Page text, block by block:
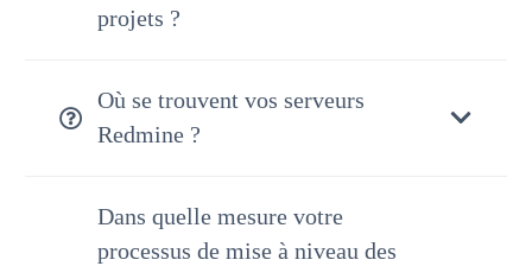
projets ?
Où se trouvent vos serveurs
Redmine ?
Dans quelle mesure votre
processus de mise à niveau des